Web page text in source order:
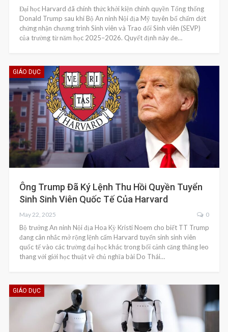
Đại học Harvard đã chính thức khởi kiện chính quyền Tổng thống
Donald Trump sau khi Bộ An ninh Nội địa Mỹ tuyên bố chấm dứt
chứng nhận chương trình Sinh viên và Trao đổi Sinh viên (SEVP)
của trường từ năm học 2025–2026. Quyết định này đe…
GIÁO DỤC
Ông Trump Đã Ký Lệnh Thu Hồi Quyền Tuyển
Sinh Sinh Viên Quốc Tế Của Harvard
May 22, 2025 0
Bộ trưởng An ninh Nội địa Hoa Kỳ Kristi Noem cho biết TT Trump
đang cân nhắc mở rộng lệnh cấm Harvard tuyển sinh sinh viên
quốc tế vào các trường đại học khác trong bối cảnh căng thẳng leo
thang với giới học thuật về chủ nghĩa bài Do Thái…
GIÁO DỤC